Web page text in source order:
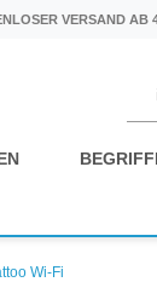
VERSAND AB
Wi-Fi